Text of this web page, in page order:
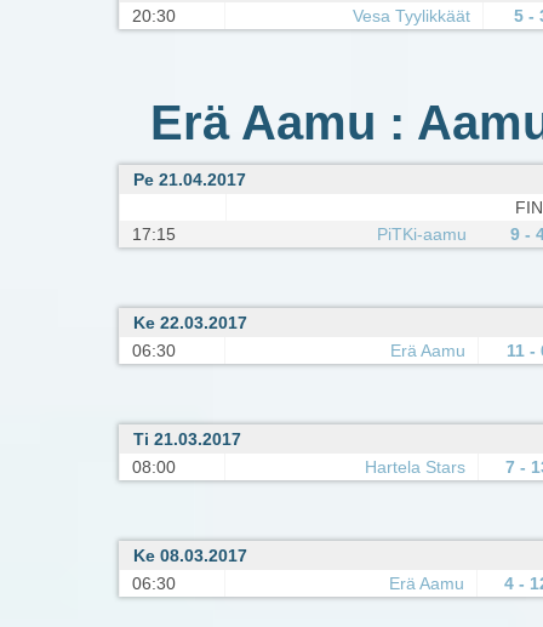
20:30
Vesa Tyylikkäät 5 -
Erä Aamu :
Pe 21.04.2017
FIN
17:15
PiTKi-aamu 9 -
Ke 22.03.2017
06:30
Erä Aamu 11 -
Ti 21.03.2017
08:00
Hartela Stars 7 -
Ke 08.03.2017
06:30
Erä Aamu 4 -